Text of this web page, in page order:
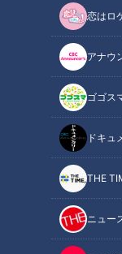
恋はロ
アナウ
ゴゴス
ドキュ
THE
ニュー